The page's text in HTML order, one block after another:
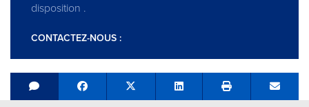
disposition .
CONTACTEZ-NOUS :
Share on Facebook
Tweet Share on LinkedIn Send